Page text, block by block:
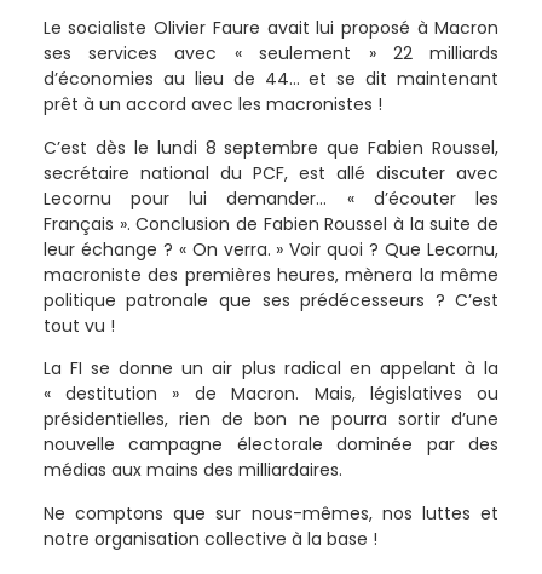
Le socialiste Olivier Faure avait lui proposé à Macron
ses services avec « seulement » 22 milliards
d’économies au lieu de 44… et se dit maintenant
prêt à un accord avec les macronistes !
C’est dès le lundi 8 septembre que Fabien Roussel,
secrétaire national du PCF, est allé discuter avec
Lecornu pour lui demander… « d’écouter les
Français ». Conclusion de Fabien Roussel à la suite de
leur échange ? « On verra. » Voir quoi ? Que Lecornu,
macroniste des premières heures, mènera la même
politique patronale que ses prédécesseurs ? C’est
tout vu !
La FI se donne un air plus radical en appelant à la
« destitution » de Macron. Mais, législatives ou
présidentielles, rien de bon ne pourra sortir d’une
nouvelle campagne électorale dominée par des
médias aux mains des milliardaires.
Ne comptons que sur nous-mêmes, nos luttes et
notre organisation collective à la base !